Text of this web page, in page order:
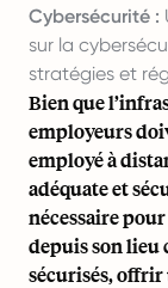
Cybersécurité :
sur la
stratégies et
Bien que
employeurs
employé à
adéquate et
nécessaire
depuis son lieu
sécurisés,